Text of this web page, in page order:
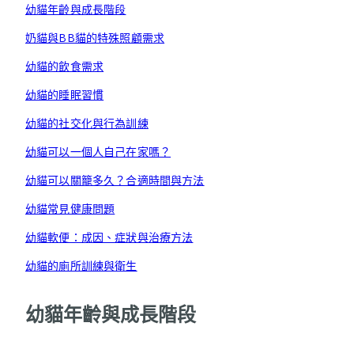
幼貓年齡與成長階段
奶貓與BB貓的特殊照顧需求
幼貓的飲食需求
幼貓的睡眠習慣
幼貓的社交化與行為訓練
幼貓可以一個人自己在家嗎？
幼貓可以關籠多久？合適時間與方法
幼貓常見健康問題
幼貓軟便：成因、症狀與治療方法
幼貓的廁所訓練與衛生
幼貓年齡與成長階段